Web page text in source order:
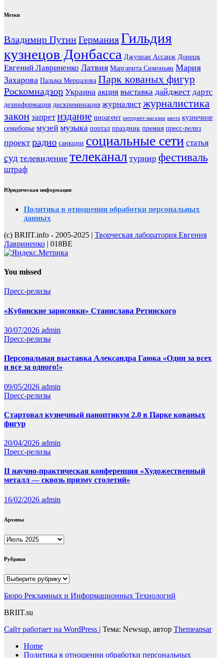
Метки
Владимир ПутинГерманияГильдия
кузнецов Донбасса Джулиан Ассанж Донецк
Евгений Лавриненко Латвия Маргарита Симоньян Мария
Захарова Пальма Мерцалова Парк кованых фигур
Роскомнадзор Украина акция выставка дайджест дартс
дезинформация дискриминация журналист журналистика
закон запрет издание иноагент интернет-магазин квота кузнечное
семиборье музей музыка портал праздник премия пресс-релиз
проект радио санкции социальные сети статья
суд телевидение телеканал турнир фестиваль
штраф
Юридическая информация
Политика в отношении обработки персональных
данных
(с) BRIIT.info - 2005-2025 | Творческая лаборатория Евгения
Лавриненко | 018BE
You missed
Пресс-релизы
«Кубинские зарисовки» Станислава Ретинского
30/07/2026 admin
Пресс-релизы
Персональная выставка Александра Гаюка «Один за всех
и все за одного!»
09/05/2026 admin
Пресс-релизы
Стартовал кузнечный паноптикум 2.0 в Парке кованых
фигур
20/04/2026 admin
Пресс-релизы
II научно-практическая конференция «Художественный
металл — сквозь призму столетий»
16/02/2026 admin
Архивы
Архивы
Рубрики
Рубрики
Бюро Рекламных и Информационных Технологий
BRIIT.su
Сайт работает на WordPress | Тема: Newsup, автор Themeansar
Home
Политика в отношении обработки персональных